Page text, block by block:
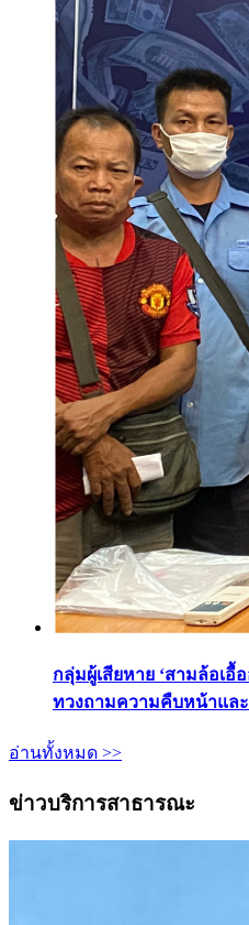
กลุ่มผู้เสียหาย ‘สามล้อเอื้
ทวงถามความคืบหน้าและ
อ่านทั้งหมด >>
ข่าวบริการสาธารณะ